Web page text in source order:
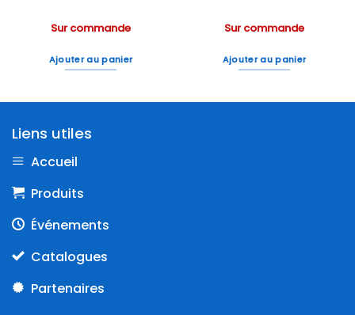
Sur commande
Ajouter au panier
Sur commande
Ajouter au panier
Liens utiles
Accueil
Produits
Événements
Catalogues
Partenaires